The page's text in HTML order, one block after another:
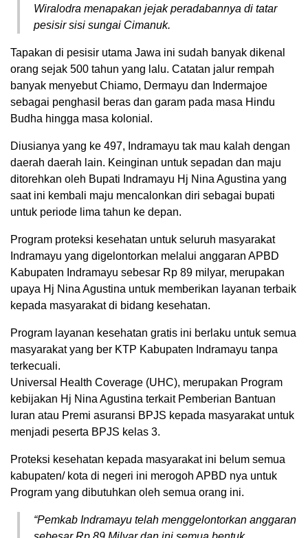
Wiralodra menapakan jejak peradabannya di tatar
pesisir sisi sungai Cimanuk.
Tapakan di pesisir utama Jawa ini sudah banyak dikenal
orang sejak 500 tahun yang lalu. Catatan jalur rempah
banyak menyebut Chiamo, Dermayu dan Indermajoe
sebagai penghasil beras dan garam pada masa Hindu
Budha hingga masa kolonial.
Diusianya yang ke 497, Indramayu tak mau kalah dengan
daerah daerah lain. Keinginan untuk sepadan dan maju
ditorehkan oleh Bupati Indramayu Hj Nina Agustina yang
saat ini kembali maju mencalonkan diri sebagai bupati
untuk periode lima tahun ke depan.
Program proteksi kesehatan untuk seluruh masyarakat
Indramayu yang digelontorkan melalui anggaran APBD
Kabupaten Indramayu sebesar Rp 89 milyar, merupakan
upaya Hj Nina Agustina untuk memberikan layanan terbaik
kepada masyarakat di bidang kesehatan.
Program layanan kesehatan gratis ini berlaku untuk semua
masyarakat yang ber KTP Kabupaten Indramayu tanpa
terkecuali.
Universal Health Coverage (UHC), merupakan Program
kebijakan Hj Nina Agustina terkait Pemberian Bantuan
Iuran atau Premi asuransi BPJS kepada masyarakat untuk
menjadi peserta BPJS kelas 3.
Proteksi kesehatan kepada masyarakat ini belum semua
kabupaten/ kota di negeri ini merogoh APBD nya untuk
Program yang dibutuhkan oleh semua orang ini.
“Pemkab Indramayu telah menggelontorkan anggaran